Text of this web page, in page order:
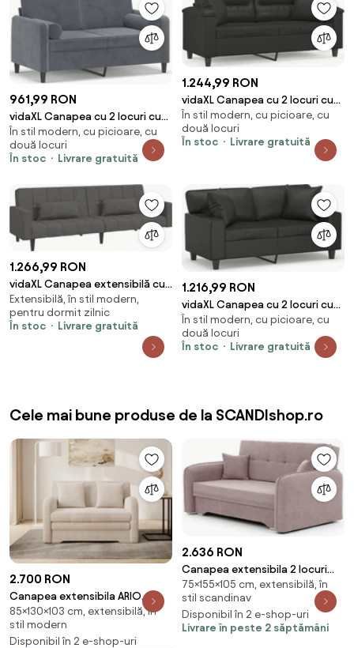
961,99 RON
vidaXL Canapea cu 2 locuri cu
pernuțe, gri închis, 120 cm,
catifea
În stil modern, cu picioare, cu
două locuri
În stoc
Livrare gratuită
1.244,99 RON
vidaXL Canapea cu 2 locuri cu
pernuțe, negru, 140 cm, piele
ecologică
În stil modern, cu picioare, cu
două locuri
În stoc
Livrare gratuită
1.266,99 RON
vidaXL Canapea extensibilă cu
2 locuri, 2 perne, gri închis,
textil
Extensibilă, în stil modern,
pentru dormit zilnic
În stoc
Livrare gratuită
1.216,99 RON
vidaXL Canapea cu 2 locuri cu
pernuțe, negru, 120 cm, piele
ecologică
În stil modern, cu picioare, cu
două locuri
În stoc
Livrare gratuită
Cele mai bune produse de la SCANDIshop.ro
2.700 RON
Canapea extensibila ARIO
JARELL, 2 locuri, bej
85×130×103 cm, extensibilă, în
stil modern
Disponibil în 2 e-shop-uri
2.636 RON
Canapea extensibila 2 locuri
LAINE, roz deschis
75×155×105 cm, extensibilă, în
stil scandinav
Disponibil în 2 e-shop-uri
Livrare în peste 2 săptămâni